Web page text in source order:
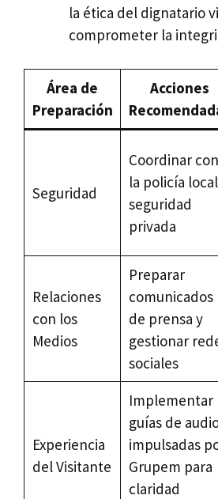
la ética del dignatario
comprometer la
Área de
Preparación
Acciones
Seguridad
Coordinar con
la policía
seguridad
privada
Relaciones
con los
Medios
Preparar
comunicados
de prensa y
gestionar
sociales
Experiencia
del Visitante
Implementar
guías de
impulsadas
Grupem para
claridad